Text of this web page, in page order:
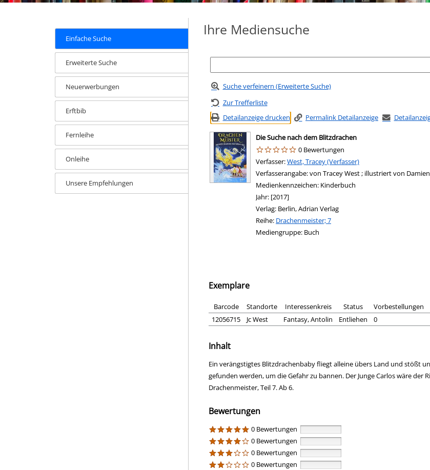
Einfache Suche
Erweiterte Suche
Neuerwerbungen
Erftbib
Fernleihe
Onleihe
Unsere Empfehlungen
Ihre Mediensuche
Suche verfeinern (Erweiterte Suche)
Zur Trefferliste
Detailanzeige drucken
Permalink Detailanzeige
Die Suche nach dem Blitzdrachen
0 Bewertungen
Verfasser:Suche nach diesem Verfasser
West, Tracey (Verfasser)
Verfasserangabe:von Tracey West ; illustriert von
Medienkennzeichen: Kinderbuch
Jahr: [2017]
Verlag: Berlin, Adrian Verlag
Reihe: Drachenmeister; 7
Mediengruppe: Buch
Exemplare
Barcode Standorte Interessenkreis Status Vorbestellungen
12056715
Jc West Fantasy, Antolin Entliehen 0
Inhalt
Ein verängstigtes Blitzdrachenbaby fliegt alleine übers Land und stößt
gefunden werden, um die Gefahr zu bannen. Der Junge Carlos wäre
Drachenmeister, Teil 7. Ab 6.
Bewertungen
0 Bewertungen
0 Bewertungen
0 Bewertungen
0 Bewertungen